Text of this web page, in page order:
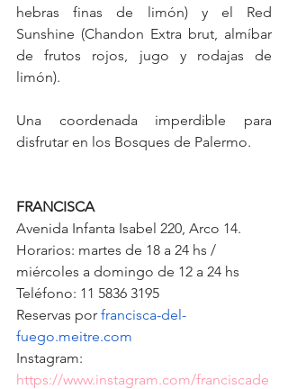
hebras finas de limón) y el Red
Sunshine (Chandon Extra brut, almíbar
de frutos rojos, jugo y rodajas de
limón).
Una coordenada imperdible para
disfrutar en los Bosques de Palermo.
FRANCISCA
Avenida Infanta Isabel 220, Arco 14.
Horarios: martes de 18 a 24 hs /
miércoles a domingo de 12 a 24 hs
Teléfono: 11 5836 3195
Reservas por francisca-del-
fuego.meitre.com
Instagram:
https://www.instagram.com/franciscade